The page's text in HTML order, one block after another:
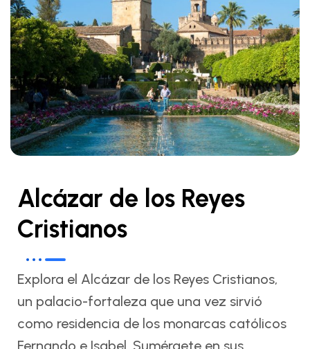
Alcázar de los Reyes
Cristianos
Explora el Alcázar de los Reyes Cristianos,
un palacio-fortaleza que una vez sirvió
como residencia de los monarcas católicos